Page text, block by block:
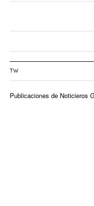
TW
Publicaciones de Noticieros